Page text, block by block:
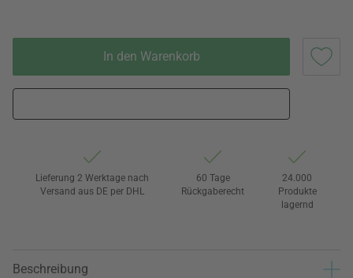
In den Warenkorb
Lieferung 2 Werktage nach
Versand aus DE per DHL
60 Tage
Rückgaberecht
24.000
Produkte
lagernd
Beschreibung